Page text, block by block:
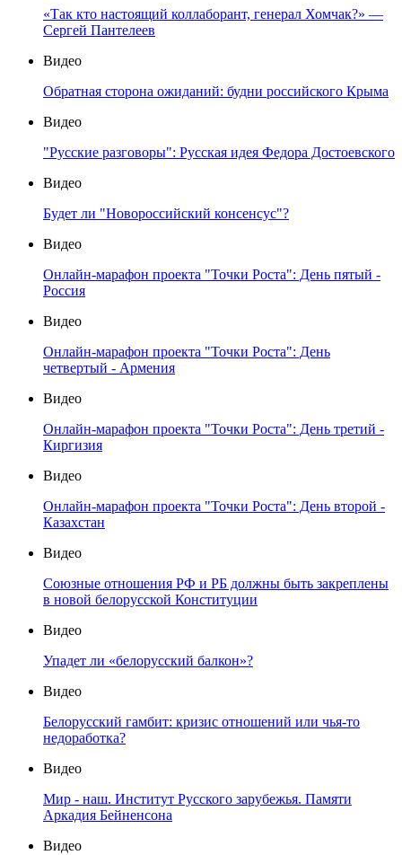
«Так кто настоящий коллаборант, генерал Хомчак?» —
Сергей Пантелеев
Видео
Обратная сторона ожиданий: будни российского Крыма
Видео
"Русские разговоры": Русская идея Федора Достоевского
Видео
Будет ли "Новороссийский консенсус"?
Видео
Онлайн-марафон проекта "Точки Роста": День пятый -
Россия
Видео
Онлайн-марафон проекта "Точки Роста": День
четвертый - Армения
Видео
Онлайн-марафон проекта "Точки Роста": День третий -
Киргизия
Видео
Онлайн-марафон проекта "Точки Роста": День второй -
Казахстан
Видео
Союзные отношения РФ и РБ должны быть закреплены
в новой белорусской Конституции
Видео
Упадет ли «белорусский балкон»?
Видео
Белорусский гамбит: кризис отношений или чья-то
недоработка?
Видео
Мир - наш. Институт Русского зарубежья. Памяти
Аркадия Бейненсона
Видео